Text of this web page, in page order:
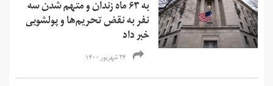
به ۶۳ ماه زندان و متهم شدن سه
نفر به نقض تحریم‌ها و‌ پولشویی
خبر داد
۲۴ شهریور ۱۴۰۰